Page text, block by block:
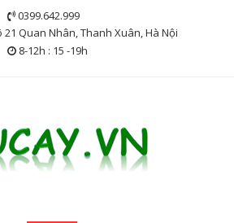
0399.642.999
21 Quan Nhân, Thanh Xuân, Hà Nội
8-12h : 15 -19h